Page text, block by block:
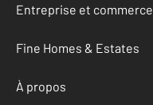
Entreprise et commerce
Fine Homes & Estates
À propos